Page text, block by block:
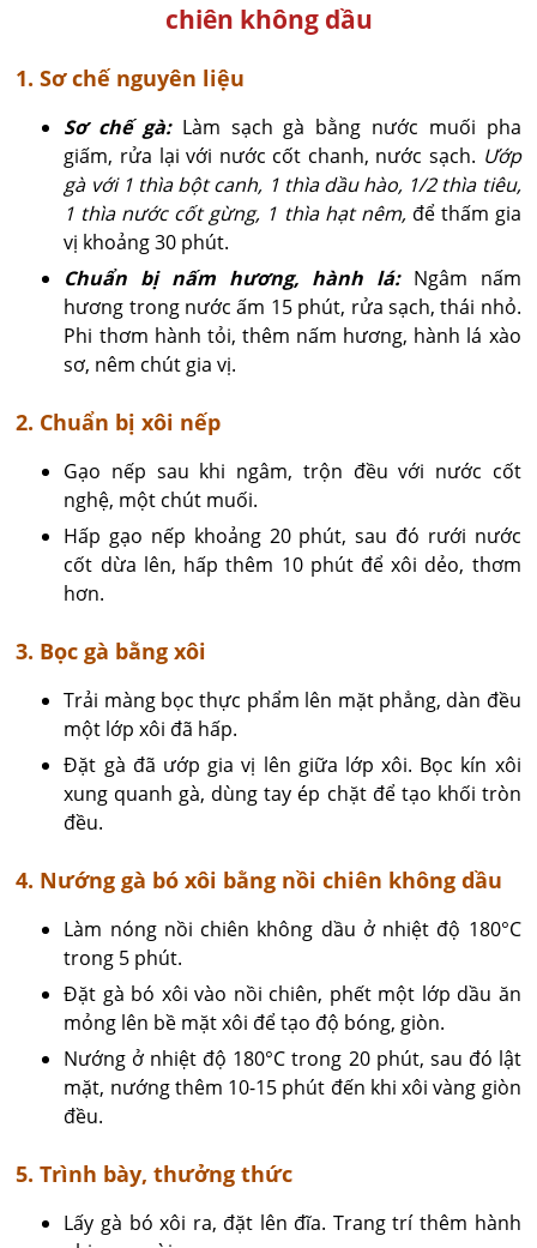
chiên không dầu
1. Sơ chế nguyên liệu
Sơ chế gà:Làm sạch gà bằng nước muối pha
giấm, rửa lại với nước cốt chanh, nước sạch. Ướp
gà với 1 thìa bột canh, 1 thìa dầu hào, 1/2 thìa tiêu,
1 thìa nước cốt gừng, 1 thìa hạt nêm,để thấm gia
vị khoảng 30 phút.
Chuẩn bị nấm hương, hành lá:Ngâm nấm
hương trong nước ấm 15 phút, rửa sạch, thái nhỏ.
Phi thơm hành tỏi, thêm nấm hương, hành lá xào
sơ, nêm chút gia vị.
2. Chuẩn bị xôi nếp
Gạo nếp sau khi ngâm, trộn đều với nước cốt
nghệ, một chút muối.
Hấp gạo nếp khoảng 20 phút, sau đó rưới nước
cốt dừa lên, hấp thêm 10 phút để xôi dẻo, thơm
hơn.
3. Bọc gà bằng xôi
Trải màng bọc thực phẩm lên mặt phẳng, dàn đều
một lớp xôi đã hấp.
Đặt gà đã ướp gia vị lên giữa lớp xôi. Bọc kín xôi
xung quanh gà, dùng tay ép chặt để tạo khối tròn
đều.
4. Nướng gà bó xôi bằng nồi chiên không dầu
Làm nóng nồi chiên không dầu ở nhiệt độ 180°C
trong 5 phút.
Đặt gà bó xôi vào nồi chiên, phết một lớp dầu ăn
mỏng lên bề mặt xôi để tạo độ bóng, giòn.
Nướng ở nhiệt độ 180°C trong 20 phút, sau đó lật
mặt, nướng thêm 10-15 phút đến khi xôi vàng giòn
đều.
5. Trình bày, thưởng thức
Lấy gà bó xôi ra, đặt lên đĩa. Trang trí thêm hành